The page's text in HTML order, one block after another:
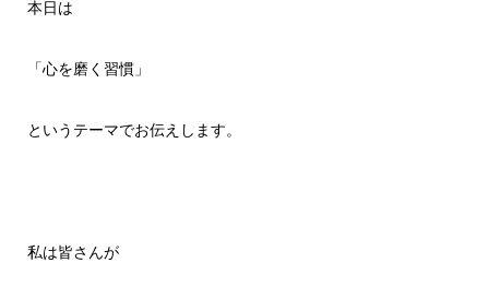
本日は
「心を磨く習慣」
というテーマでお伝えします。
私は皆さんが